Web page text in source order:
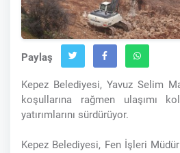
Paylaş
Kepez Belediyesi, Yavuz Selim
koşullarına rağmen ulaşımı
yatırımlarını sürdürüyor.
Kepez Belediyesi, Fen İşleri